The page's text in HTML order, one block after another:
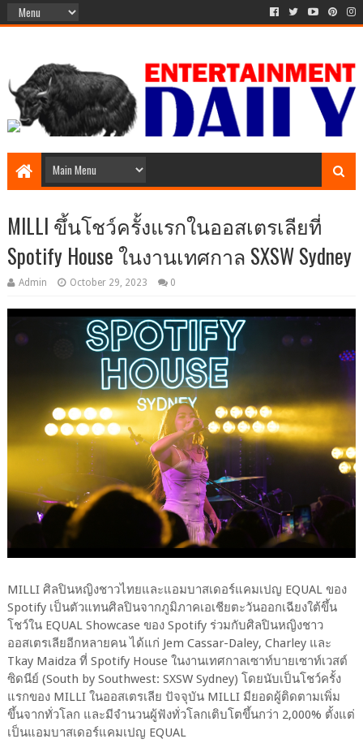
MILLI ขึ้นโชว์ครั้งแรกในออสเตรเลียที่
Spotify House ในงานเทศกาล SXSW Sydney
Admin October 29, 2023 0
MILLI ศิลปินหญิงชาวไทยและแอมบาสเดอร์แคมเปญ EQUAL ของ
Spotify เป็นตัวแทนศิลปินจากภูมิภาคเอเชียตะวันออกเฉียงใต้ขึ้น
โชว์ใน EQUAL Showcase ของ Spotify ร่วมกับศิลปินหญิงชาว
ออสเตรเลียอีกหลายคน ได้แก่ Jem Cassar-Daley, Charley และ
Tkay Maidza ที่ Spotify House ในงานเทศกาลเซาท์บายเซาท์เวสต์
ซิดนีย์ (South by Southwest: SXSW Sydney) โดยนับเป็นโชว์ครั้ง
แรกของ MILLI ในออสเตรเลีย ปัจจุบัน MILLI มียอดผู้ติดตามเพิ่ม
ขึ้นจากทั่วโลก และมีจำนวนผู้ฟังทั่วโลกเติบโตขึ้นกว่า 2,000% ตั้งแต่
เป็นแอมบาสเดอร์แคมเปญ EQUAL